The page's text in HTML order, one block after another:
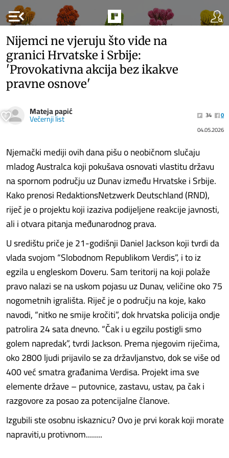
menu_open
Nijemci ne vjeruju što vide na
granici Hrvatske i Srbije:
'Provokativna akcija bez ikakve
pravne osnove'
Mateja papić
Večernji list 34
0
04.05.2026
Njemački mediji ovih dana pišu o neobičnom slučaju
mladog Australca koji pokušava osnovati vlastitu državu
na spornom području uz Dunav između Hrvatske i Srbije.
Kako prenosi RedaktionsNetzwerk Deutschland (RND),
riječ je o projektu koji izaziva podijeljene reakcije javnosti,
ali i otvara pitanja međunarodnog prava.
U središtu priče je 21-godišnji Daniel Jackson koji tvrdi da
vlada svojom “Slobodnom Republikom Verdis”, i to iz
egzila u engleskom Doveru. Sam teritorij na koji polaže
pravo nalazi se na uskom pojasu uz Dunav, veličine oko 75
nogometnih igrališta. Riječ je o području na koje, kako
navodi, “nitko ne smije kročiti”, dok hrvatska policija ondje
patrolira 24 sata dnevno. “Čak i u egzilu postigli smo
golem napredak”, tvrdi Jackson. Prema njegovim riječima,
oko 2800 ljudi prijavilo se za državljanstvo, dok se više od
400 već smatra građanima Verdisa. Projekt ima sve
elemente države – putovnice, zastavu, ustav, pa čak i
razgovore za posao za potencijalne članove.
Izgubili ste osobnu iskaznicu? Ovo je prvi korak koji morate
napraviti,u protivnom........